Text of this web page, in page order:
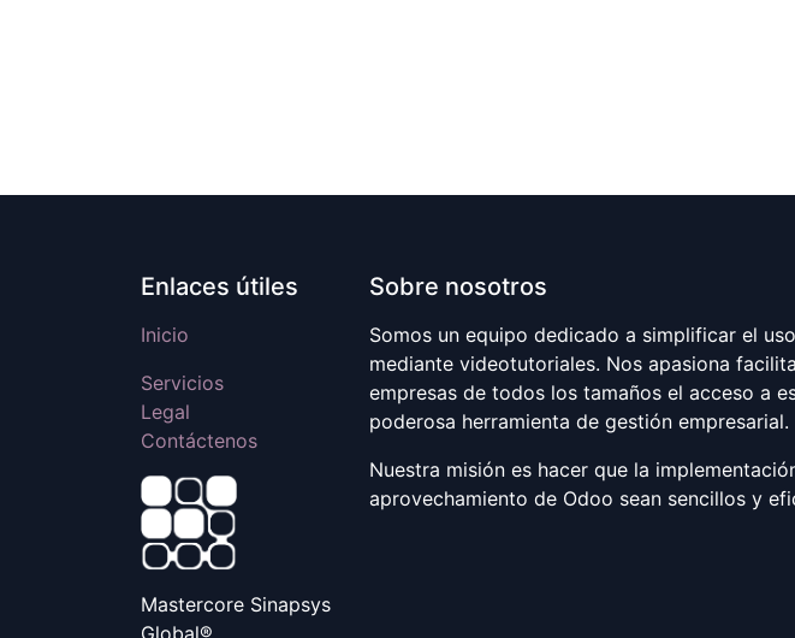
Enlaces útiles
Inicio
Servicios
Legal
Contáctenos
Mastercore Sinapsys
Global®️
Sobre nosotros
Somos un equipo dedicado a simplificar el
mediante videotutoriales. Nos apasiona
empresas de todos los tamaños el acceso a
poderosa herramienta de gestión empresarial.
Nuestra misión es hacer que la
aprovechamiento de Odoo sean sencillos y